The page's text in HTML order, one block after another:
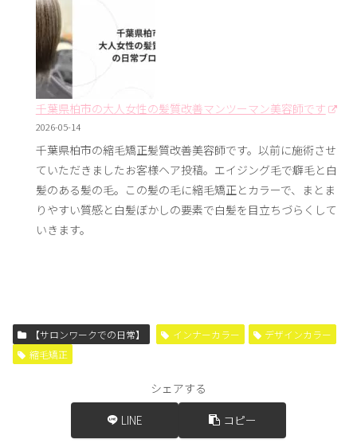
千葉県柏市の大人女性の髪質改善マンツーマン美容師です
2026-05-14
千葉県柏市の縮毛矯正髪質改善美容師です。以前に施術させ
ていただきましたお客様ヘア投稿。エイジング毛で癖毛と白
髪のある髪の毛。この髪の毛に縮毛矯正とカラーで、まとま
りやすい質感と白髪ぼかしの要素で白髪を目立ちづらくして
いきます。
【サロンワークでの日常】 インナーカラー
デザインカラー
縮毛矯正
シェアする
LINE
コピー